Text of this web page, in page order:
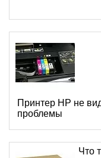
Принтер HP не
проблемы
Что